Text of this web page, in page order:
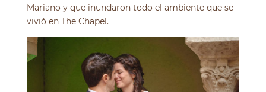
Mariano y que inundaron todo el ambiente que se
vivió en The Chapel.